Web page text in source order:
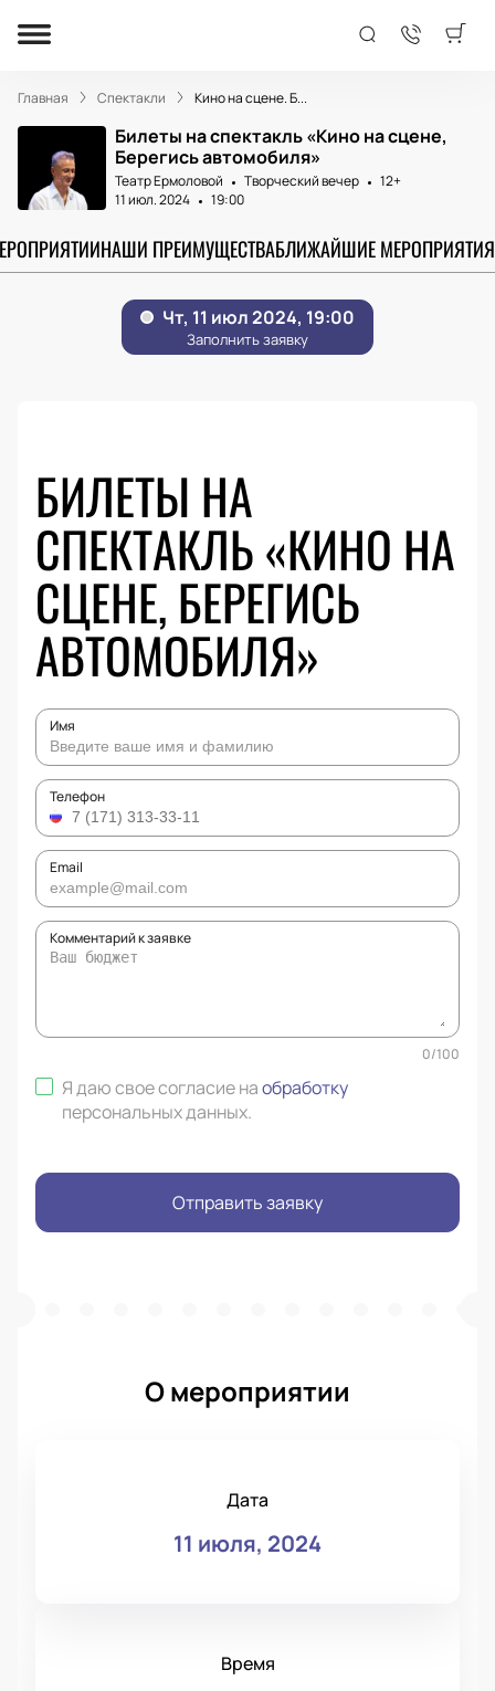
Главная Спектакли Кино на сцене. Б...
Билеты на спектакль «Кино на сцене,
Берегись автомобиля»
Театр Ермоловой Творческий вечер
12+
11 июл. 2024
19:00
НАШИ ПРЕИМУЩЕСТВАБЛИЖАЙШИЕ МЕРОПРИЯТИЯ
БИЛЕТЫ НА
СПЕКТАКЛЬ «КИНО НА
СЦЕНЕ, БЕРЕГИСЬ
АВТОМОБИЛЯ»
Имя
Телефон
Email
Комментарий к заявке
0/100
Я даю свое согласие наобработку
персональных данных.
Отправить заявку
О мероприятии
Дата
11 июля, 2024
Время